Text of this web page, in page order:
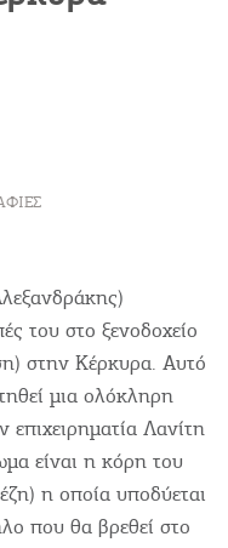
του στο ξενοδοχείο
στην Κέρκυρα. Αυτό
μια ολόκληρη
Λανίτη
είναι η κόρη του
η οποία υποδύεται
που θα βρεθεί στο
στη χρήση